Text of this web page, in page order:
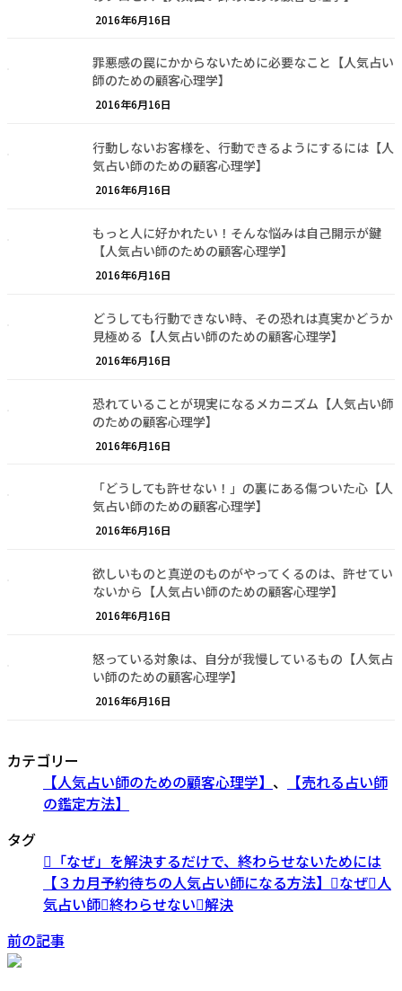
2016年6月16日
罪悪感の罠にかからないために必要なこと【人気占い
師のための顧客心理学】
2016年6月16日
行動しないお客様を、行動できるようにするには【人
気占い師のための顧客心理学】
2016年6月16日
もっと人に好かれたい！そんな悩みは自己開示が鍵
【人気占い師のための顧客心理学】
2016年6月16日
どうしても行動できない時、その恐れは真実かどうか
見極める【人気占い師のための顧客心理学】
2016年6月16日
恐れていることが現実になるメカニズム【人気占い師
のための顧客心理学】
2016年6月16日
「どうしても許せない！」の裏にある傷ついた心【人
気占い師のための顧客心理学】
2016年6月16日
欲しいものと真逆のものがやってくるのは、許せてい
ないから【人気占い師のための顧客心理学】
2016年6月16日
怒っている対象は、自分が我慢しているもの【人気占
い師のための顧客心理学】
2016年6月16日
カテゴリー
【人気占い師のための顧客心理学】 、
【売れる占い師
の鑑定方法】
タグ
「なぜ」を解決するだけで、終わらせないためには
【３カ月予約待ちの人気占い師になる方法】
なぜ 人
気占い師 終わらせない 解決
前の記事